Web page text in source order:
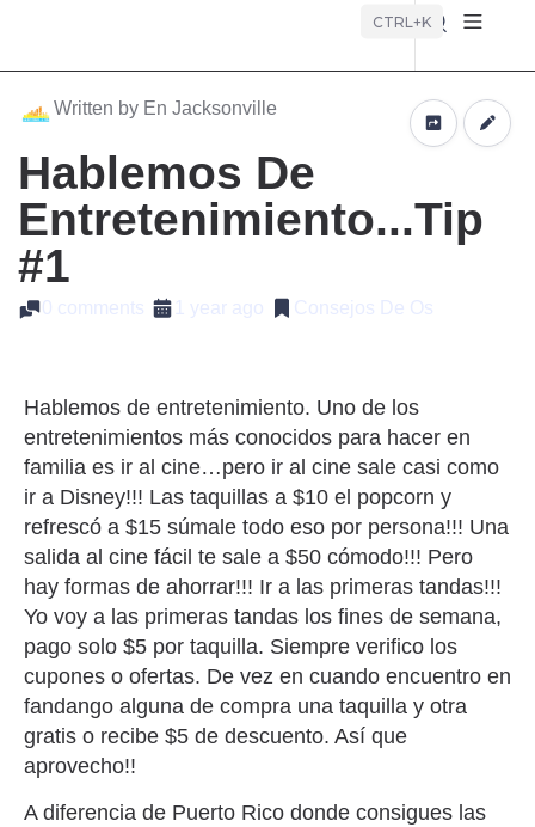
CTRL+K
Written by En Jacksonville
Hablemos De
Entretenimiento...Tip
#1
0 comments 1 year ago Consejos De Os
Hablemos de entretenimiento. Uno de los
entretenimientos más conocidos para hacer en
familia es ir al cine…pero ir al cine sale casi como
ir a Disney!!! Las taquillas a $10 el popcorn y
refrescó a $15 súmale todo eso por persona!!! Una
salida al cine fácil te sale a $50 cómodo!!! Pero
hay formas de ahorrar!!! Ir a las primeras tandas!!!
Yo voy a las primeras tandas los fines de semana,
pago solo $5 por taquilla. Siempre verifico los
cupones o ofertas. De vez en cuando encuentro en
fandango alguna de compra una taquilla y otra
gratis o recibe $5 de descuento. Así que
aprovecho!!
A diferencia de Puerto Rico donde consigues las